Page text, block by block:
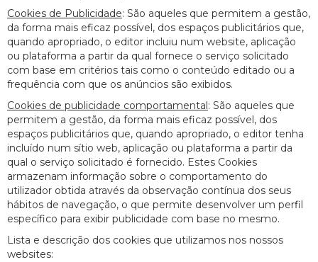
Cookies de Publicidade: São aqueles que permitem a gestão,
da forma mais eficaz possível, dos espaços publicitários que,
quando apropriado, o editor incluiu num website, aplicação
ou plataforma a partir da qual fornece o serviço solicitado
com base em critérios tais como o conteúdo editado ou a
frequência com que os anúncios são exibidos.
Cookies de publicidade comportamental : São aqueles que
permitem a gestão, da forma mais eficaz possível, dos
espaços publicitários que, quando apropriado, o editor tenha
incluído num sítio web, aplicação ou plataforma a partir da
qual o serviço solicitado é fornecido. Estes Cookies
armazenam informação sobre o comportamento do
utilizador obtida através da observação contínua dos seus
hábitos de navegação, o que permite desenvolver um perfil
específico para exibir publicidade com base no mesmo.
Lista e descrição dos cookies que utilizamos nos nossos
websites: